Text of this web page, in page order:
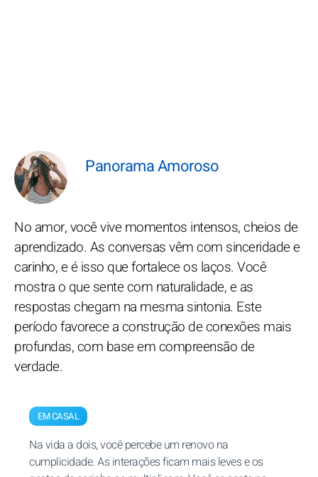
Panorama Amoroso
No amor, você vive momentos intensos, cheios de
aprendizado. As conversas vêm com sinceridade e
carinho, e é isso que fortalece os laços. Você
mostra o que sente com naturalidade, e as
respostas chegam na mesma sintonia. Este
período favorece a construção de conexões mais
profundas, com base em compreensão de
verdade.
EM CASAL
Na vida a dois, você percebe um renovo na
cumplicidade. As interações ficam mais leves e os